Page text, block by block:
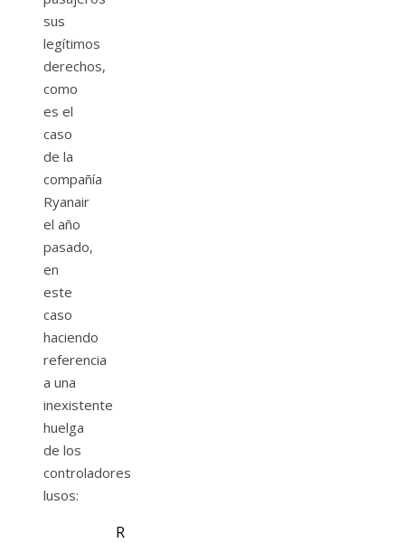
sus
legítimos
derechos,
como
es el
caso
de la
compañía
Ryanair
el año
pasado,
en
este
caso
haciendo
referencia
a una
inexistente
huelga
de los
controladores
lusos:
R